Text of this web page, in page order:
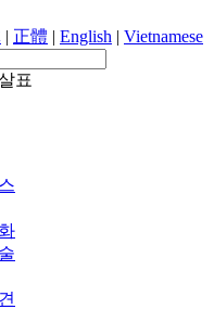
| 正體 | English | Vietnamese
표